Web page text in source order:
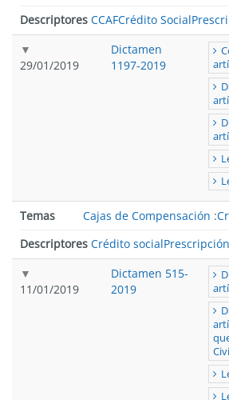
Descriptores CCAFCrédito Social
29/01/2019
Dictamen
1197-2019
Temas Cajas de Compensación :
Descriptores Crédito socialPrescripción
11/01/2019
Dictamen 515-
2019